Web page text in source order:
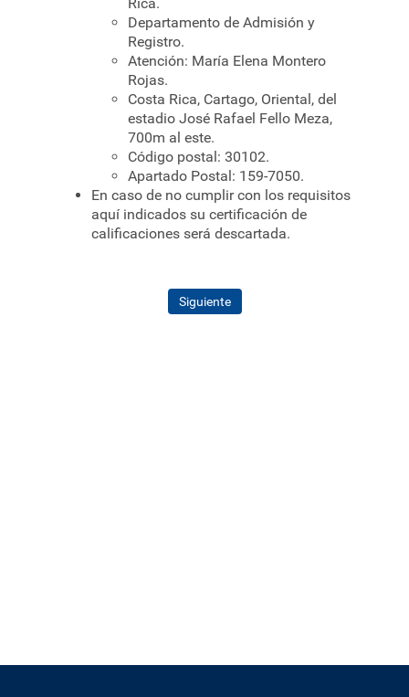
Departamento de Admisión y
Registro.
Atención: María Elena Montero
Rojas.
Costa Rica, Cartago, Oriental, del
estadio José Rafael Fello Meza,
700m al este.
Código postal: 30102.
Apartado Postal: 159-7050.
En caso de no cumplir con los requisitos
aquí indicados su certificación de
calificaciones será descartada.
Siguiente